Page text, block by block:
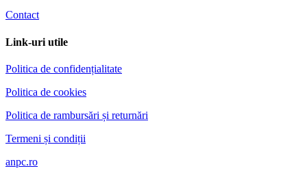
Contact
Link-uri utile
Politica de confidențialitate
Politica de cookies
Politica de rambursări și returnări
Termeni și condiții
anpc.ro